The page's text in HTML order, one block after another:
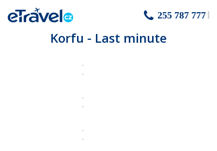
255 787 777
Korfu - Last minute